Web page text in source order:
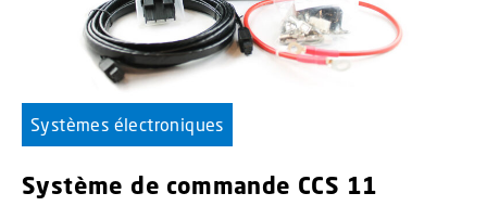
Systèmes électroniques
Système de commande CCS 11